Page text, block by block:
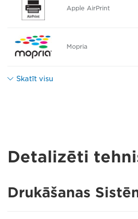
Apple AirPrint
Mopria
Skatīt visu
Detalizēti
Drukāšanas